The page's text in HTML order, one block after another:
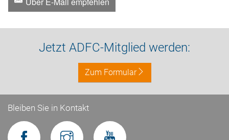
Jetzt ADFC-Mitglied werden:
Zum Formular
Bleiben Sie in Kontakt